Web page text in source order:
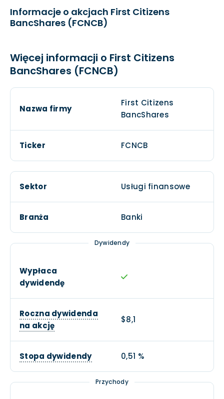
EPS $40,44
Informacje o akcjach First Citizens
BancShares (FCNCB)
Więcej informacji o First Citizens
BancShares (FCNCB)
Nazwa firmy
First Citizens
BancShares
Ticker FCNCB
Sektor Usługi finansowe
Branża Banki
Dywidendy
Wypłaca
dywidendę
Roczna dywidenda
na akcję
$8,1
Stopa dywidendy 0,51 %
Przychody